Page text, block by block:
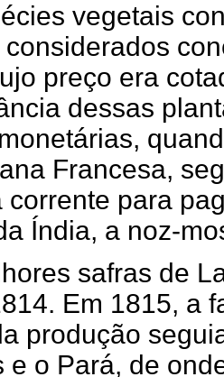
vegetais
preço era
dessas
Francesa,
corrente para
Índia, a noz-
safras de
Em 1815, a
produção
e o Pará, de